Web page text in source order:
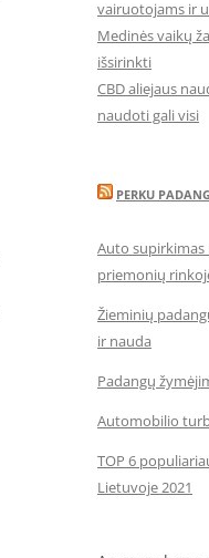
vairuotojams ir
Medinės vaikų
išsirinkti
CBD aliejaus
naudoti gali visi
PERKU
Auto
priemonių
Žieminių
ir nauda
Padangų
Automobilio
TOP 6
Lietuvoje 2021